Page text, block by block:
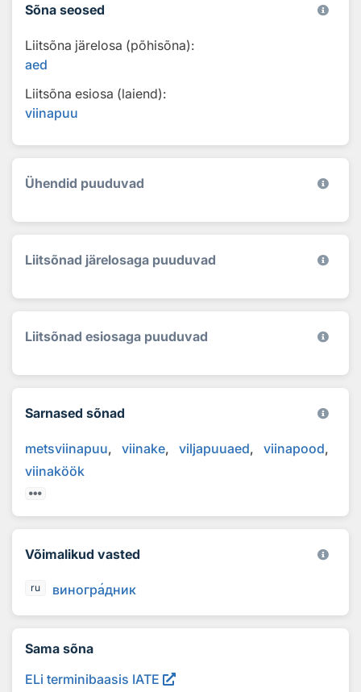
Sõna seosed
Liitsõna järelosa (põhisõna):
aed
Liitsõna esiosa (laiend):
viinapuu
Ühendid puuduvad
Liitsõnad järelosaga puuduvad
Liitsõnad esiosaga puuduvad
Sarnased sõnad
metsviinapuu viinake viljapuuaed
viinapood
viinaköök
Võimalikud vasted
ru виноградник
Sama sõna
ELi terminibaasis IATE